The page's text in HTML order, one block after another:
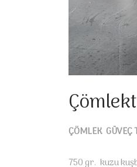
ÇÖMLEK GÜVEÇ
750 gr. kuzu